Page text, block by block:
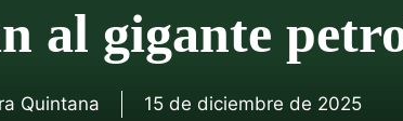
al gigante
Quintana 15 de diciembre de 2025